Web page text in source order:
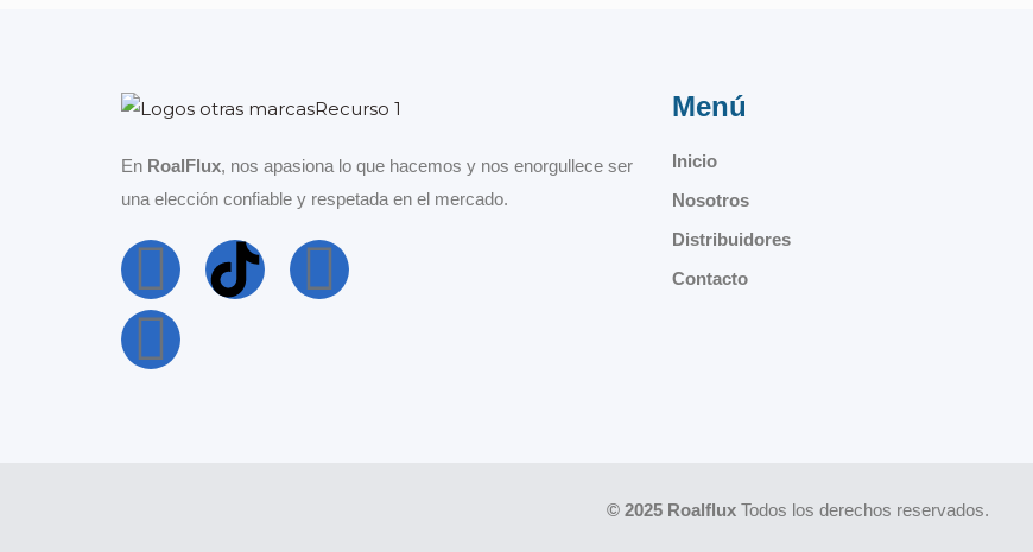
En RoalFlux, nos apasiona lo que hacemos y nos enorgullece ser
una elección confiable y respetada en el mercado.
Menú
Inicio
Nosotros
Distribuidores
Contacto
© 2025 Roalflux Todos los derechos reservados.